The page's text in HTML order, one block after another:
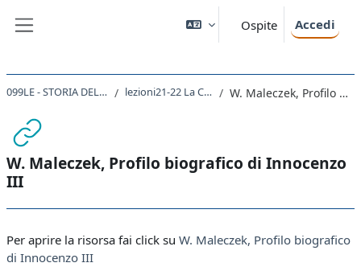
Ospite Accedi
099LE - STORIA DEL CRISTIANESIMO 2021 lezioni21-22 La Chiesa di Innocenzo III W. Maleczek, Profilo biografico di Innocenzo III
W. Maleczek, Profilo biografico di Innocenzo
III
Per aprire la risorsa fai click su W. Maleczek, Profilo biografico
di Innocenzo III